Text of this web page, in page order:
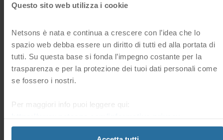
Questo sito web utilizza i cookie
Netsons è nata e continua a crescere con l’idea che lo
spazio web debba essere un diritto di tutti ed alla portata di
tutti. Su questa base si fonda l’impegno costante per la
trasparenza e per la protezione dei tuoi dati personali come
se fossero i nostri.
Per maggiori info puoi leggere qui:
Hai trovato
Sì No
Domande frequenti correlate
Dove posso trovare i miei servizi di Server Dedicati
“Server”.